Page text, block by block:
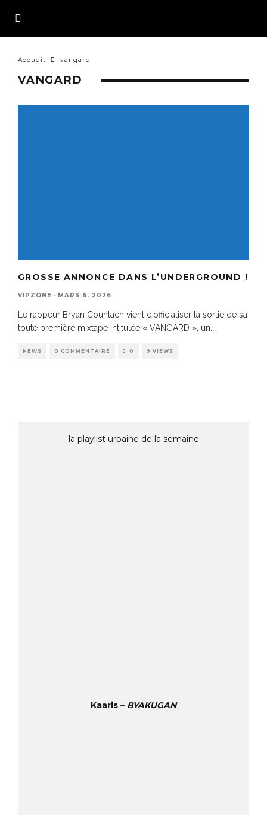
Accueil vangard
VANGARD
GROSSE ANNONCE DANS L’UNDERGROUND !
VIPZONE · MARS 6, 2026
Le rappeur Bryan Countach vient d’officialiser la sortie de sa
toute première mixtape intitulée « VANGARD », un
NEWS 0 COMMENTAIRE 0 9 VIEWS
la playlist urbaine de la semaine
Kaaris – BYAKUGAN